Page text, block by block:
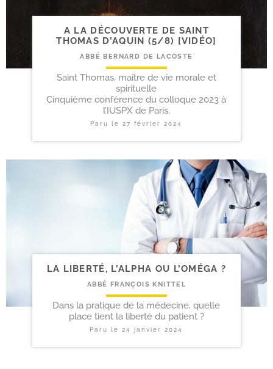
A LA DÉCOUVERTE DE SAINT
THOMAS D’AQUIN (5/​8) [VIDÉO]
ABBÉ BERNARD DE LACOSTE
Saint Thomas, maître de vie morale et
spirituelle
Cinquième conférence du colloque 2023 à
l’IUSPX de Paris.
Paru le27 février 2024
LA LIBERTÉ, L’ALPHA OU L’OMÉGA ?
ABBÉ FRANÇOIS KNITTEL
Dans la pratique de la médecine, quelle
place tient la liberté du patient ?
Paru le24 janvier 2024